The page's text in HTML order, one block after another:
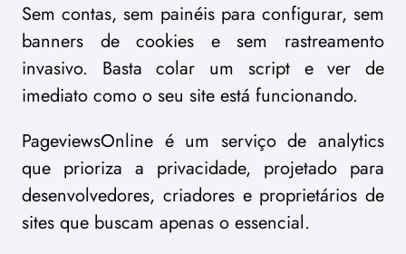
Sem contas, sem painéis para configurar, sem
banners de cookies e sem rastreamento
invasivo. Basta colar um script e ver de
imediato como o seu site está funcionando.
PageviewsOnline é um serviço de analytics
que prioriza a privacidade, projetado para
desenvolvedores, criadores e proprietários de
sites que buscam apenas o essencial.